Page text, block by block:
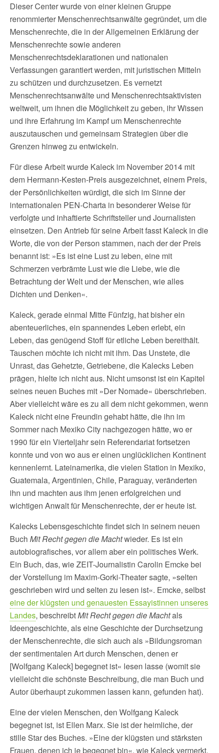
Dieser Center wurde von einer kleinen Gruppe
renommierter Menschenrechtsanwälte gegründet, um die
Menschenrechte, die in der Allgemeinen Erklärung der
Menschenrechte sowie anderen
Menschenrechtsdeklarationen und nationalen
Verfassungen garantiert werden, mit juristischen Mitteln
zu schützen und durchzusetzen. Es vernetzt
Menschenrechtsanwälte und Menschenrechtsaktivisten
weltweit, um ihnen die Möglichkeit zu geben, ihr Wissen
und ihre Erfahrung im Kampf um Menschenrechte
auszutauschen und gemeinsam Strategien über die
Grenzen hinweg zu entwickeln.
Für diese Arbeit wurde Kaleck im November 2014 mit
dem Hermann-Kesten-Preis ausgezeichnet, einem Preis,
der Persönlichkeiten würdigt, die sich im Sinne der
internationalen PEN-Charta in besonderer Weise für
verfolgte und inhaftierte Schriftsteller und Journalisten
einsetzen. Den Antrieb für seine Arbeit fasst Kaleck in die
Worte, die von der Person stammen, nach der der Preis
benannt ist: »Es ist eine Lust zu leben, eine mit
Schmerzen verbrämte Lust wie die Liebe, wie die
Betrachtung der Welt und der Menschen, wie alles
Dichten und Denken«.
Kaleck, gerade einmal Mitte Fünfzig, hat bisher ein
abenteuerliches, ein spannendes Leben erlebt, ein
Leben, das genügend Stoff für etliche Leben bereithält.
Tauschen möchte ich nicht mit ihm. Das Unstete, die
Unrast, das Gehetzte, Getriebene, die Kalecks Leben
prägen, hielte ich nicht aus. Nicht umsonst ist ein Kapitel
seines neuen Buches mit »Der Nomade« überschrieben.
Aber vielleicht wäre es zu all dem nicht gekommen, wenn
Kaleck nicht eine Freundin gehabt hätte, die ihn im
Sommer nach Mexiko City nachgezogen hätte, wo er
1990 für ein Vierteljahr sein Referendariat fortsetzen
konnte und von wo aus er einen unglücklichen Kontinent
kennenlernt. Lateinamerika, die vielen Station in Mexiko,
Guatemala, Argentinien, Chile, Paraguay, veränderten
ihn und machten aus ihm jenen erfolgreichen und
wichtigen Anwalt für Menschenrechte, der er heute ist.
Kalecks Lebensgeschichte findet sich in seinem neuen
Buch Mit Recht gegen die Machtwieder. Es ist ein
autobiografisches, vor allem aber ein politisches Werk.
Ein Buch, das, wie ZEIT-Journalistin Carolin Emcke bei
der Vorstellung im Maxim-Gorki-Theater sagte, »selten
geschrieben wird und selten zu lesen ist«. Emcke, selbst
eine der klügsten und genauesten Essayistinnen unseres
Landes, beschreibtMit Recht gegen die Machtals
Ideengeschichte, als eine Geschichte der Durchsetzung
der Menschenrechte, die sich auch als »Bildungsroman
der sentimentalen Art durch Menschen, denen er
[Wolfgang Kaleck] begegnet ist« lesen lasse (womit sie
vielleicht die schönste Beschreibung, die man Buch und
Autor überhaupt zukommen lassen kann, gefunden hat).
Eine der vielen Menschen, den Wolfgang Kaleck
begegnet ist, ist Ellen Marx. Sie ist der heimliche, der
stille Star des Buches. »Eine der klügsten und stärksten
Frauen, denen ich je begegnet bin«, wie Kaleck vermerkt.